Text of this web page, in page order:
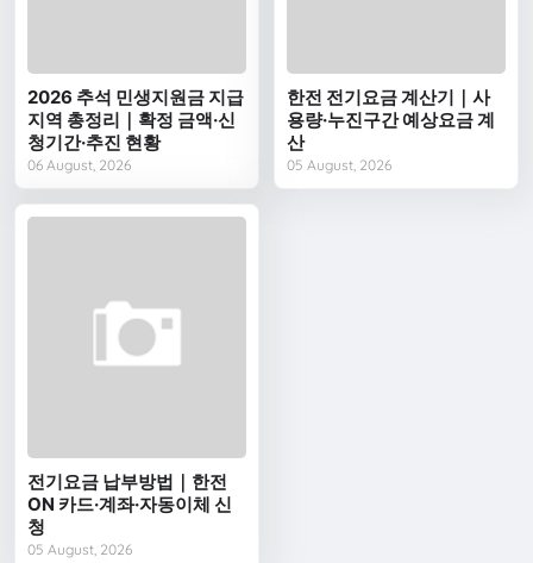
2026 추석 민생지원금 지급
지역 총정리｜확정 금액·신
청기간·추진 현황
06 August, 2026
한전 전기요금 계산기｜사
용량·누진구간 예상요금 계
산
05 August, 2026
전기요금 납부방법｜한전
ON 카드·계좌·자동이체 신
청
05 August, 2026